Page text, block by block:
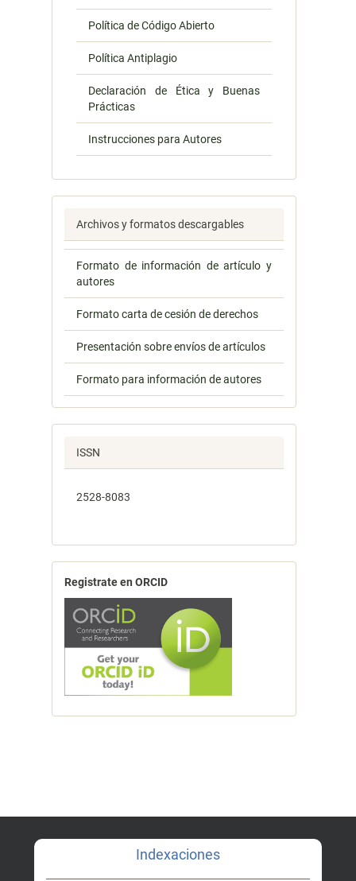
Política de Código Abierto
Política Antiplagio
Declaración de Ética y Buenas
Prácticas
Instrucciones para Autores
Archivos y formatos descargables
Formato de información de artículo y
autores
Formato carta de cesión de derechos
Presentación sobre envíos de artículos
Formato para información de autores
ISSN
2528-8083
Registrate en ORCID
Indexaciones